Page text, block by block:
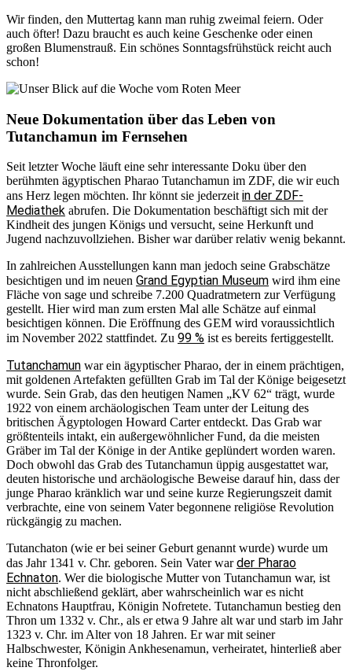
Wir finden, den Muttertag kann man ruhig zweimal feiern. Oder
auch öfter! Dazu braucht es auch keine Geschenke oder einen
großen Blumenstrauß. Ein schönes Sonntagsfrühstück reicht auch
schon!
Neue Dokumentation über das Leben von
Tutanchamun im Fernsehen
Seit letzter Woche läuft eine sehr interessante Doku über den
berühmten ägyptischen Pharao Tutanchamun im ZDF, die wir euch
ans Herz legen möchten. Ihr könnt sie jederzeit in der ZDF-
Mediathek abrufen. Die Dokumentation beschäftigt sich mit der
Kindheit des jungen Königs und versucht, seine Herkunft und
Jugend nachzuvollziehen. Bisher war darüber relativ wenig bekannt.
In zahlreichen Ausstellungen kann man jedoch seine Grabschätze
besichtigen und im neuen Grand Egyptian Museum wird ihm eine
Fläche von sage und schreibe 7.200 Quadratmetern zur Verfügung
gestellt. Hier wird man zum ersten Mal alle Schätze auf einmal
besichtigen können. Die Eröffnung des GEM wird voraussichtlich
im November 2022 stattfindet. Zu 99 % ist es bereits fertiggestellt.
Tutanchamun war ein ägyptischer Pharao, der in einem prächtigen,
mit goldenen Artefakten gefüllten Grab im Tal der Könige beigesetzt
wurde. Sein Grab, das den heutigen Namen „KV 62“ trägt, wurde
1922 von einem archäologischen Team unter der Leitung des
britischen Ägyptologen Howard Carter entdeckt. Das Grab war
größtenteils intakt, ein außergewöhnlicher Fund, da die meisten
Gräber im Tal der Könige in der Antike geplündert worden waren.
Doch obwohl das Grab des Tutanchamun üppig ausgestattet war,
deuten historische und archäologische Beweise darauf hin, dass der
junge Pharao kränklich war und seine kurze Regierungszeit damit
verbrachte, eine von seinem Vater begonnene religiöse Revolution
rückgängig zu machen.
Tutanchaton (wie er bei seiner Geburt genannt wurde) wurde um
das Jahr 1341 v. Chr. geboren. Sein Vater warder Pharao
Echnaton. Wer die biologische Mutter von Tutanchamun war, ist
nicht abschließend geklärt, aber wahrscheinlich war es nicht
Echnatons Hauptfrau, Königin Nofretete. Tutanchamun bestieg den
Thron um 1332 v. Chr., als er etwa 9 Jahre alt war und starb im Jahr
1323 v. Chr. im Alter von 18 Jahren. Er war mit seiner
Halbschwester, Königin Ankhesenamun, verheiratet, hinterließ aber
keine Thronfolger.